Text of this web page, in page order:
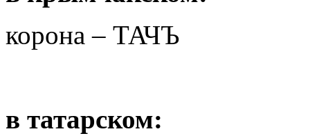
корона – ТАЧЪ
в татарском: